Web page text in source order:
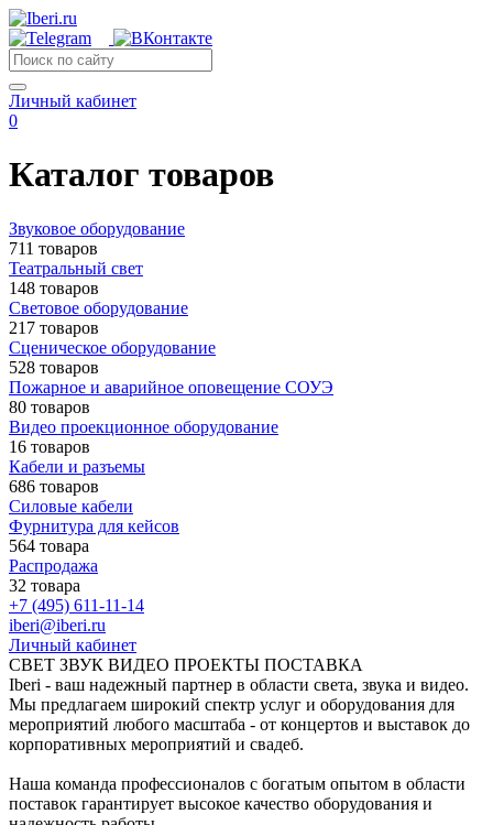
Личный кабинет
0
Каталог товаров
Звуковое оборудование
711 товаров
Театральный свет
148 товаров
Световое оборудование
217 товаров
Сценическое оборудование
528 товаров
Пожарное и аварийное оповещение СОУЭ
80 товаров
Видео проекционное оборудование
16 товаров
Кабели и разъемы
686 товаров
Силовые кабели
Фурнитура для кейсов
564 товара
Распродажа
32 товара
+7 (495) 611-11-14
iberi@iberi.ru
Личный кабинет
СВЕТ ЗВУК ВИДЕО ПРОЕКТЫ ПОСТАВКА
Iberi - ваш надежный партнер в области света, звука и видео.
Мы предлагаем широкий спектр услуг и оборудования для
мероприятий любого масштаба - от концертов и выставок до
корпоративных мероприятий и свадеб.
Наша команда профессионалов с богатым опытом в области
поставок гарантирует высокое качество оборудования и